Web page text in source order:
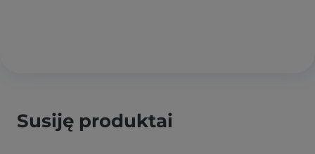
Susiję produktai